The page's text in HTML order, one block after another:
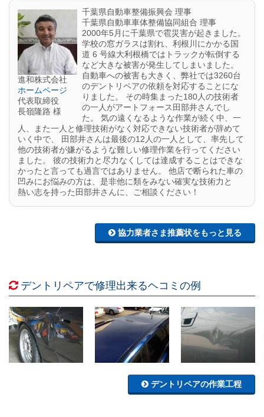
進和株式会社
ホームページ
代表取締役
長嶺隆路 様
千葉県自動車整備振興会 理事
千葉県自動車車体整備協同組合 理事
2000年5月に千葉県で雹災害が起きました。
学校の窓ガラスは割れ、利根川にかかる国
道 6 号線大利根橋ではトラックが転倒する
など大きな被害が発生してしまいました。
自動車への被害も大きく、弊社では3260台
のデントリペアの依頼を対応することにな
りました。 その時集まった180人の技術者
の一人がアートフォース田部井さんでし
た。 気の遠くなるような作業が続く中、一
人、また一人と修理技術がなく対応できない技術者が辞めて
いく中で、 田部井さんは最後の12人の一人として、率先して
他の技術者が嫌がるような難しい修理作業を行ってください
ました。 彼の技術力と尽力なくしては達成することはできな
かったと言っても過言ではありません。 他店で断られた車の
凹みにお悩みの方は、是非他に類をみない確実な技術力と
熱い志を持った田部井さんに、ご相談ください！
協力業者さま推薦状をもっと見る
デントリペアで修理出来るヘコミの例
デントリペアの作業工程